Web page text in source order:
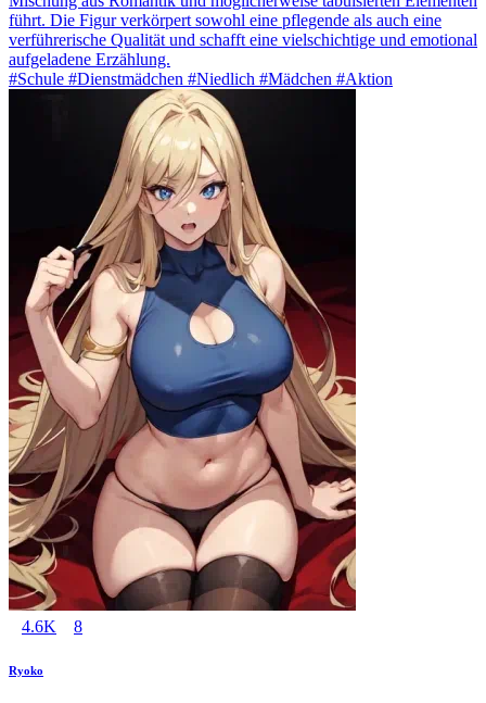
führt. Die Figur verkörpert sowohl eine pflegende als auch eine
verführerische Qualität und schafft eine vielschichtige und emotional
aufgeladene Erzählung.
#Schule #Dienstmädchen #Niedlich #Mädchen #Aktion
4.6K 8
Ryoko